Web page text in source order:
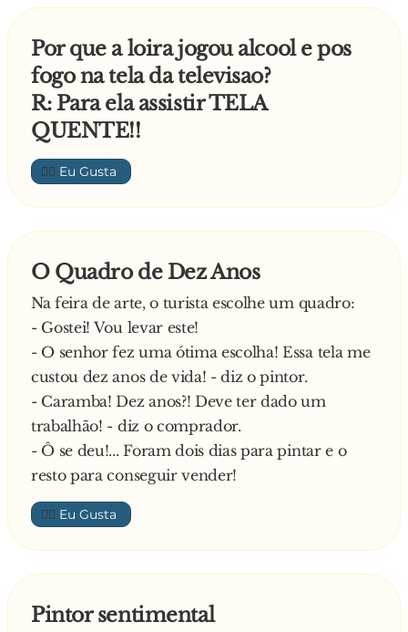
Por que a loira jogou alcool e pos
fogo na tela da televisao?
R: Para ela assistir TELA
QUENTE!!
👍🏼
O Quadro de Dez Anos
Na feira de arte, o turista escolhe um quadro:
- Gostei! Vou levar este!
- O senhor fez uma ótima escolha! Essa tela me
custou dez anos de vida! - diz o pintor.
- Caramba! Dez anos?! Deve ter dado um
trabalhão! - diz o comprador.
- Ô se deu!... Foram dois dias para pintar e o
resto para conseguir vender!
👍🏼
Pintor sentimental